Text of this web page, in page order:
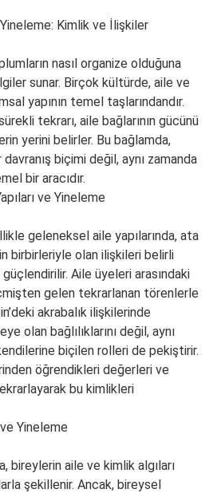
Yineleme: Kimlik ve İlişkiler
nasıl organize olduğuna
sunar. Birçok kültürde, aile ve
yapının temel taşlarındandır.
tekrarı, aile bağlarının gücünü
yerini belirler. Bu bağlamda,
biçimi değil, aynı zamanda
bir aracıdır.
ve Yineleme
geleneksel aile yapılarında, ata
birbirleriyle olan ilişkileri belirli
Aile üyeleri arasındaki
gelen tekrarlanan törenlerle
akrabalık ilişkilerinde
olan bağlılıklarını değil, aynı
biçilen rolleri de pekiştirir.
öğrendikleri değerleri ve
bu kimlikleri
Yineleme
bireylerin aile ve kimlik algıları
şekillenir. Ancak, bireysel